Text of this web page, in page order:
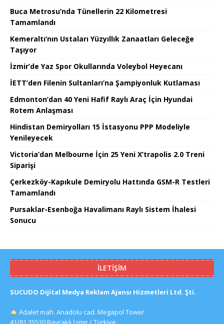
Buca Metrosu’nda Tünellerin 22 Kilometresi
Tamamlandı
Kemeraltı’nın Ustaları Yüzyıllık Zanaatları Geleceğe
Taşıyor
İzmir’de Yaz Spor Okullarında Voleybol Heyecanı
İETT’den Filenin Sultanları’na Şampiyonluk Kutlaması
Edmonton’dan 40 Yeni Hafif Raylı Araç İçin Hyundai
Rotem Anlaşması
Hindistan Demiryolları 15 İstasyonu PPP Modeliyle
Yenileyecek
Victoria’dan Melbourne İçin 25 Yeni X’trapolis 2.0 Treni
Siparişi
Çerkezköy-Kapıkule Demiryolu Hattında GSM-R Testleri
Tamamlandı
Pursaklar-Esenboğa Havalimanı Raylı Sistem İhalesi
Sonucu
İLETIŞIM
SUCUDO Dijital Medya Reklam Ajansı Hizmetleri Ltd. Şti.
Adalet mah. Anadolu cad. Megapol Tower
41/81 35530 Bayraklı İzmir / Türkiye